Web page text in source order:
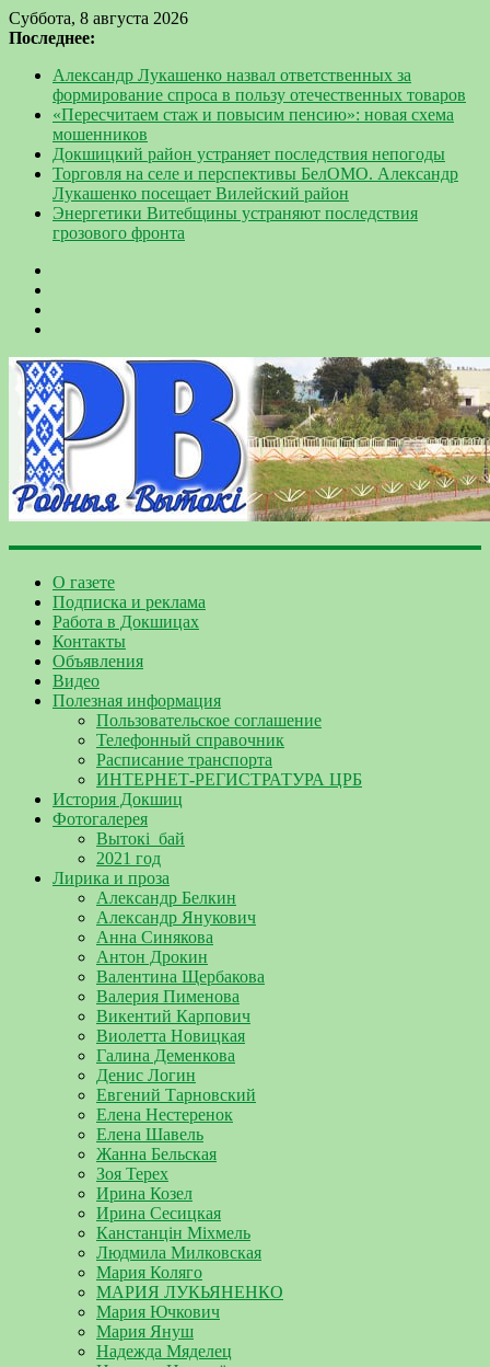
Суббота, 8 августа 2026
Последнее:
Александр Лукашенко назвал ответственных за
формирование спроса в пользу отечественных товаров
«Пересчитаем стаж и повысим пенсию»: новая схема
мошенников
Докшицкий район устраняет последствия непогоды
Торговля на селе и перспективы БелОМО. Александр
Лукашенко посещает Вилейский район
Энергетики Витебщины устраняют последствия
грозового фронта
О газете
Подписка и реклама
Работа в Докшицах
Контакты
Объявления
Видео
Полезная информация
Пользовательское соглашение
Телефонный справочник
Расписание транспорта
ИНТЕРНЕТ-РЕГИСТРАТУРА ЦРБ
История Докшиц
Фотогалерея
Вытокі_бай
2021 год
Лирика и проза
Александр Белкин
Александр Янукович
Анна Синякова
Антон Дрокин
Валентина Щербакова
Валерия Пименова
Викентий Карпович
Виолетта Новицкая
Галина Деменкова
Денис Логин
Евгений Тарновский
Елена Нестеренок
Елена Шавель
Жанна Бельская
Зоя Терех
Ирина Козел
Ирина Сесицкая
Канстанцін Міхмель
Людмила Милковская
Мария Коляго
МАРИЯ ЛУКЬЯНЕНКО
Мария Ючкович
Мария Януш
Надежда Мяделец